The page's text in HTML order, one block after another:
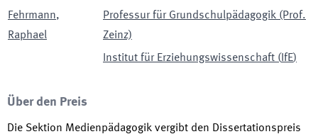
Fehrmann,
Raphael
Professur für Grundschulpädagogik (Prof.
Zeinz)
Institut für Erziehungswissenschaft ( IfE)
Über den Preis
Die Sektion Medienpädagogik vergibt den Dissertationspreis